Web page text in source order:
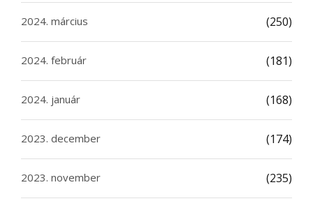
2024. március (250)
2024. február (181)
2024. január (168)
2023. december (174)
2023. november (235)